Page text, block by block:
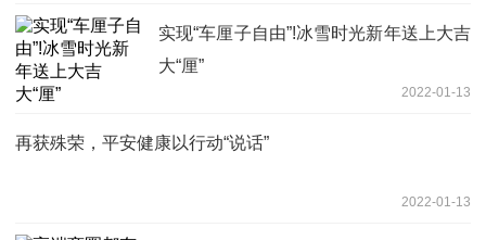
实现“车厘子自由”!冰雪时光新年送上大吉
大“厘”
2022-01-13
再获殊荣，平安健康以行动“说话”
2022-01-13